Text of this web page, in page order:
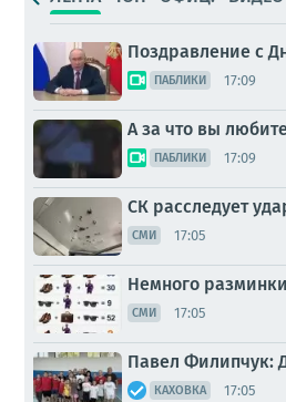
Поздравление с
ПАБЛИКИ 17:09
А за что вы
ПАБЛИКИ 17:09
СК расследует
СМИ 17:05
Немного
СМИ 17:05
Павел Филипчук:
КАХОВКА 17:05